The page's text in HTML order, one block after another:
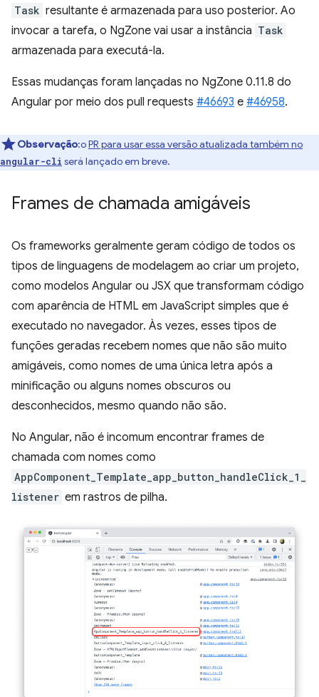
Task resultante é armazenada para uso posterior. Ao
invocar a tarefa, o NgZone vai usar a instância Task
armazenada para executá-la.
Essas mudanças foram lançadas no NgZone 0.11.8 do
Angular por meio dos pull requests #46693 e #46958.
Observação:oPR para usar essa versão atualizada também no
angular-cli será lançado em breve.
Frames de chamada amigáveis
Os frameworks geralmente geram código de todos os
tipos de linguagens de modelagem ao criar um projeto,
como modelos Angular ou JSX que transformam código
com aparência de HTML em JavaScript simples que é
executado no navegador. Às vezes, esses tipos de
funções geradas recebem nomes que não são muito
amigáveis, como nomes de uma única letra após a
minificação ou alguns nomes obscuros ou
desconhecidos, mesmo quando não são.
No Angular, não é incomum encontrar frames de
chamada com nomes como
AppComponent_Template_app_button_handleClick_1_
listener em rastros de pilha.